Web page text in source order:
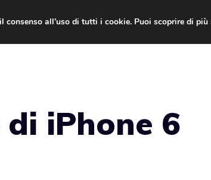
iPhone 6
all’uso di tutti i cookie. Puoi scoprire di